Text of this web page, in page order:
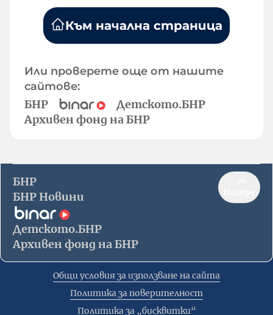
Към начална страница
Или проверете още от нашите
сайтове:
БНР
Детското.БНР
Архивен фонд на БНР
БНР
БНР Новини
Детското.БНР
Архивен фонд на БНР
Общи условия за използване на сайта
Политика за поверителност
Политика за „бисквитки“